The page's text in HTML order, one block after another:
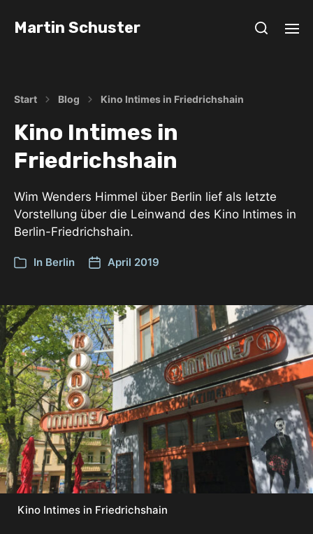
Martin Schuster
Start Blog Kino Intimes in Friedrichshain
Kino Intimes in
Friedrichshain
Wim Wenders Himmel über Berlin lief als letzte
Vorstellung über die Leinwand des Kino Intimes in
Berlin-Friedrichshain.
In Berlin April 2019
Kino Intimes in Friedrichshain